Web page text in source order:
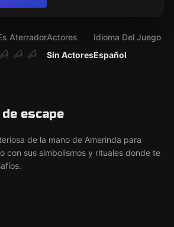
Aterrador
Sin Actores
Actores
Español
Idioma Del Juego
escape
de la mano de Amerinda para
con sus simbolismos y rituales donde te